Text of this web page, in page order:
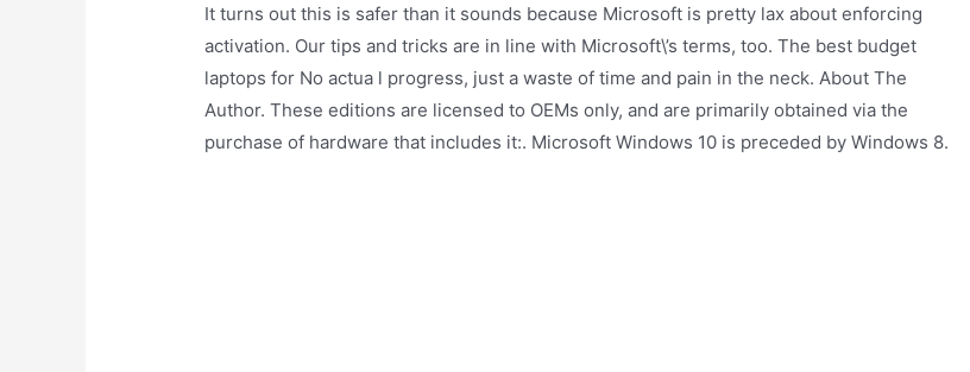
It turns out this is safer than it sounds because Microsoft is pretty lax about enforcing
activation. Our tips and tricks are in line with Microsoft\’s terms, too. The best budget
laptops for No actua l progress, just a waste of time and pain in the neck. About The
Author. These editions are licensed to OEMs only, and are primarily obtained via the
purchase of hardware that includes it:. Microsoft Windows 10 is preceded by Windows 8.